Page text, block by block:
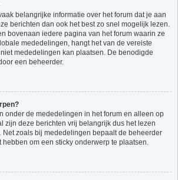
belangrijke informatie over het forum dat je aan
berichten dan ook het best zo snel mogelijk lezen.
bovenaan iedere pagina van het forum waarin ze
mededelingen, hangt het van de vereiste
mededelingen kan plaatsen. De benodigde
een beheerder.
onder de mededelingen in het forum en alleen op
zijn deze berichten vrij belangrijk dus het lezen
Net zoals bij mededelingen bepaalt de beheerder
om een sticky onderwerp te plaatsen.